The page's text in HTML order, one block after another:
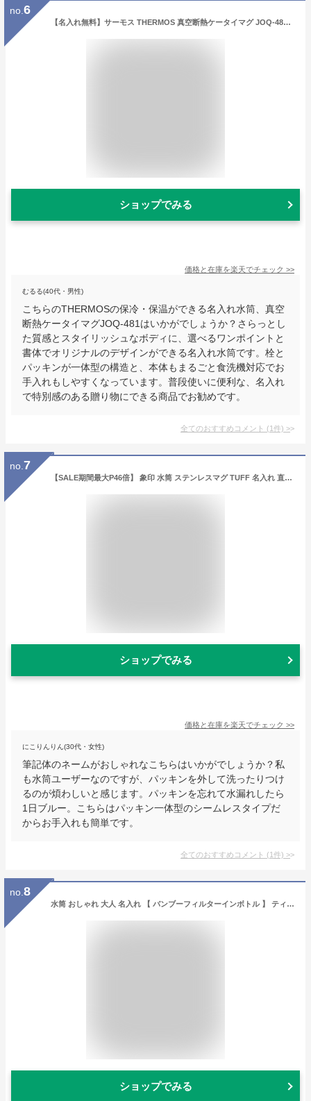
no. 6
【名入れ無料】サーモス THERMOS 真空断熱ケータイマグ JOQ-481 480ml 全5色【マーク】（ 保冷保温 食洗機対応 まる洗ユニット スクリュータイプ 名入れ水筒 名入れケータイマグ オリジナル プレゼント ギフト ） 即日 おすすめ 60代 50代 40代
ショップでみる
価格と在庫を楽天でチェック >>
むるる(40代・男性)
こちらのTHERMOSの保冷・保温ができる名入れ水筒、真空
断熱ケータイマグJOQ-481はいかがでしょうか？さらっとし
た質感とスタイリッシュなボディに、選べるワンポイントと
書体でオリジナルのデザインができる名入れ水筒です。栓と
パッキンが一体型の構造と、本体もまるごと食洗機対応でお
手入れもしやすくなっています。普段使いに便利な、名入れ
で特別感のある贈り物にできる商品でお勧めです。
全てのおすすめコメント (1件) >
no. 7
【SALE期間最大P46倍】 象印 水筒 ステンレスマグ TUFF 名入れ 直飲み スクリュー シームレスせん 480ml 箱入り シンプルフォント スポーツドリンク OK 軽量 軽い コンパクト シンプル アースカラー くすみカラー ギフト プレゼント 卒園 卒業 記念品
ショップでみる
価格と在庫を楽天でチェック >>
にこりんりん(30代・女性)
筆記体のネームがおしゃれなこちらはいかがでしょうか？私
も水筒ユーザーなのですが、パッキンを外して洗ったりつけ
るのが煩わしいと感じます。パッキンを忘れて水漏れしたら
1日ブルー。こちらはパッキン一体型のシームレスタイプだ
からお手入れも簡単です。
全てのおすすめコメント (1件) >
no. 8
水筒 おしゃれ 大人 名入れ 【 バンブーフィルターインボトル 】 ティーボトル スリム シンプル マイボトル 茶こし プレゼント ギフト 誕生日 退職 ステンレス マグボトル 保温 保冷 名前入り 名入り 実用的 お祝い 誕生日プレゼント 400ml 送料無料 翌々営業日出荷
ショップでみる